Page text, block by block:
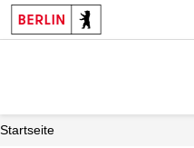
Startseite